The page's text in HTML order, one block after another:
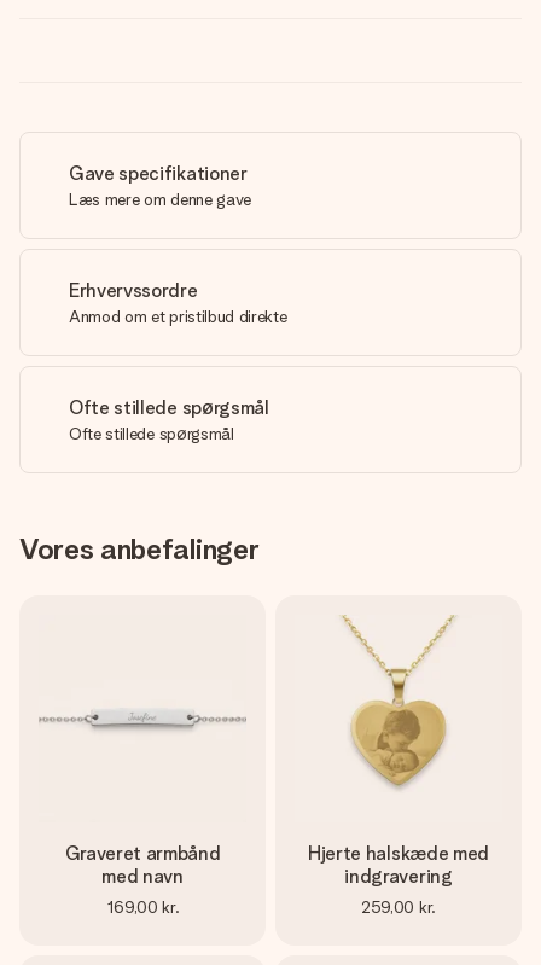
Gave specifikationer
Læs mere om denne gave
Erhvervssordre
Anmod om et pristilbud direkte
Ofte stillede spørgsmål
Ofte stillede spørgsmål
Vores anbefalinger
Graveret armbånd
med navn
169,00 kr.
Hjerte halskæde med
indgravering
259,00 kr.